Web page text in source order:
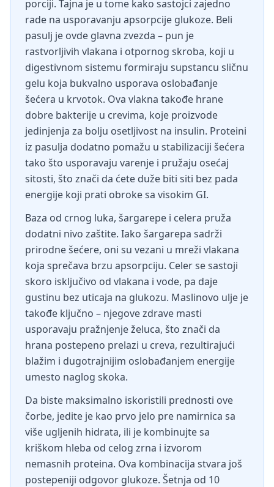
porciji. Tajna je u tome kako sastojci zajedno
rade na usporavanju apsorpcije glukoze. Beli
pasulj je ovde glavna zvezda – pun je
rastvorljivih vlakana i otpornog skroba, koji u
digestivnom sistemu formiraju supstancu sličnu
gelu koja bukvalno usporava oslobađanje
šećera u krvotok. Ova vlakna takođe hrane
dobre bakterije u crevima, koje proizvode
jedinjenja za bolju osetljivost na insulin. Proteini
iz pasulja dodatno pomažu u stabilizaciji šećera
tako što usporavaju varenje i pružaju osećaj
sitosti, što znači da ćete duže biti siti bez pada
energije koji prati obroke sa visokim GI.
Baza od crnog luka, šargarepe i celera pruža
dodatni nivo zaštite. Iako šargarepa sadrži
prirodne šećere, oni su vezani u mreži vlakana
koja sprečava brzu apsorpciju. Celer se sastoji
skoro isključivo od vlakana i vode, pa daje
gustinu bez uticaja na glukozu. Maslinovo ulje je
takođe ključno – njegove zdrave masti
usporavaju pražnjenje želuca, što znači da
hrana postepeno prelazi u creva, rezultirajući
blažim i dugotrajnijim oslobađanjem energije
umesto naglog skoka.
Da biste maksimalno iskoristili prednosti ove
čorbe, jedite je kao prvo jelo pre namirnica sa
više ugljenih hidrata, ili je kombinujte sa
kriškom hleba od celog zrna i izvorom
nemasnih proteina. Ova kombinacija stvara još
postepeniji odgovor glukoze. Šetnja od 10